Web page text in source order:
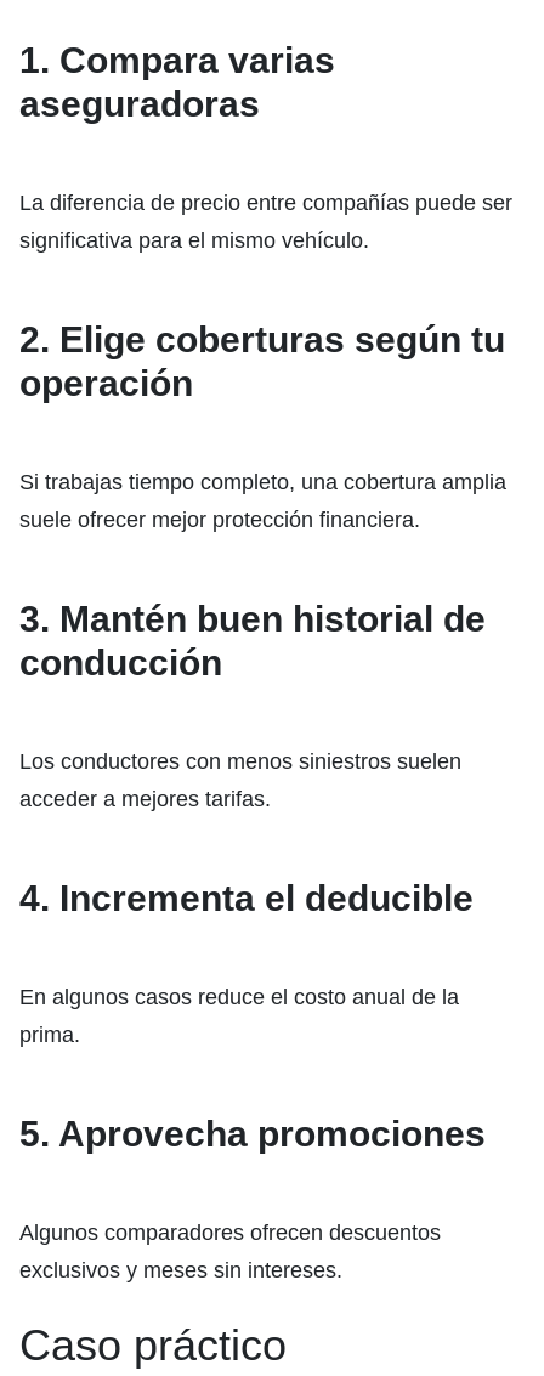
1. Compara varias
aseguradoras
La diferencia de precio entre compañías puede ser
significativa para el mismo vehículo.
2. Elige coberturas según tu
operación
Si trabajas tiempo completo, una cobertura amplia
suele ofrecer mejor protección financiera.
3. Mantén buen historial de
conducción
Los conductores con menos siniestros suelen
acceder a mejores tarifas.
4. Incrementa el deducible
En algunos casos reduce el costo anual de la
prima.
5. Aprovecha promociones
Algunos comparadores ofrecen descuentos
exclusivos y meses sin intereses.
Caso práctico